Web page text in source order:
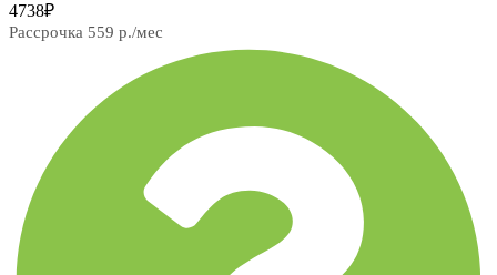
4738₽
Рассрочка 559 р./мес